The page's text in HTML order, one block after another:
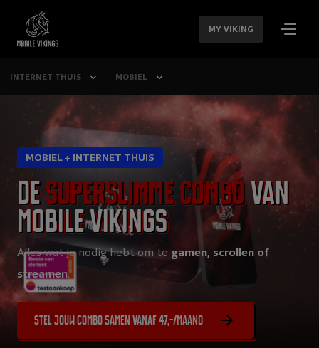
SLA
NAVIGATIE
OVER
MY VIKING
INTERNET THUIS MOBIEL
MOBIEL + INTERNET THUIS
Desuperslimme combovan
Mobile Vikings
Alles wat je nodig hebt om te gamen, scrollen of
streamen.
Stel jouw combo samen vanaf 47,-/maand